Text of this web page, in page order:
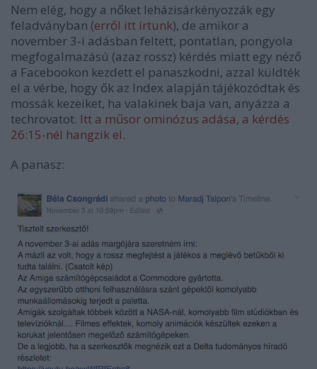
Nem elég, hogy a nőket leházisárkényozzák egy
feladványban (erről itt írtunk), de amikor a
november 3-i adásban feltett, pontatlan, pongyola
megfogalmazású (azaz rossz) kérdés miatt egy néző
a Facebookon kezdett el panaszkodni, azzal küldték
el a vérbe, hogy ők az Index alapján tájékozódtak és
mossák kezeiket, ha valakinek baja van, anyázza a
techrovatot. Itt a műsor ominózus adása, a kérdés
26:15-nél hangzik el.
A panasz: